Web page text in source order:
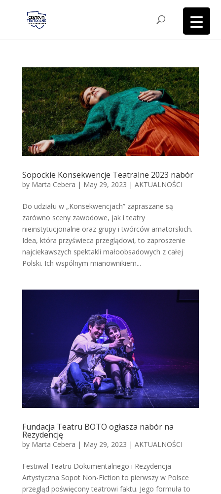
Sopockie Konsekwencje Teatralne 2023 nabór
by Marta Cebera | May 29, 2023 | AKTUALNOŚCI
Do udziału w „Konsekwencjach” zapraszane są
zarówno sceny zawodowe, jak i teatry
nieinstytucjonalne oraz grupy i twórców amatorskich.
Idea, która przyświeca przeglądowi, to zaproszenie
najciekawszych spektakli małoobsadowych z całej
Polski. Ich wspólnym mianownikiem...
Fundacja Teatru BOTO ogłasza nabór na
Rezydencję
by Marta Cebera | May 29, 2023 | AKTUALNOŚCI
Festiwal Teatru Dokumentalnego i Rezydencja
Artystyczna Sopot Non-Fiction to pierwszy w Polsce
przegląd poświęcony teatrowi faktu. Jego formuła to